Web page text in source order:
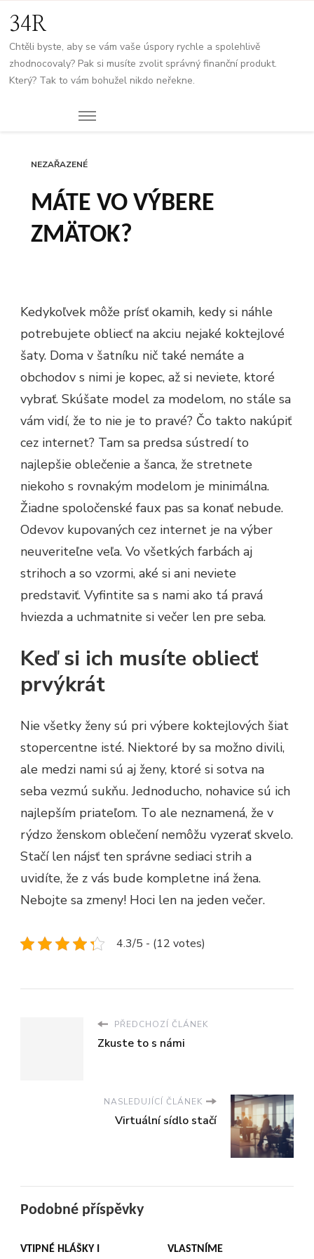
34R
Chtěli byste, aby se vám vaše úspory rychle a spolehlivě
zhodnocovaly? Pak si musíte zvolit správný finanční produkt.
Který? Tak to vám bohužel nikdo neřekne.
NEZAŘAZENÉ
MÁTE VO VÝBERE
ZMÄTOK?
Kedykoľvek môže prísť okamih, kedy si náhle
potrebujete obliecť na akciu nejaké koktejlové
šaty. Doma v šatníku nič také nemáte a
obchodov s nimi je kopec, až si neviete, ktoré
vybrať. Skúšate model za modelom, no stále sa
vám vidí, že to nie je to pravé? Čo takto nakúpiť
cez internet? Tam sa predsa sústredí to
najlepšie oblečenie a šanca, že stretnete
niekoho s rovnakým modelom je minimálna.
Žiadne spoločenské faux pas sa konať nebude.
Odevov kupovaných cez internet je na výber
neuveriteľne veľa. Vo všetkých farbách aj
strihoch a so vzormi, aké si ani neviete
predstaviť. Vyfintite sa s nami ako tá pravá
hviezda a uchmatnite si večer len pre seba.
Keď si ich musíte obliecť
prvýkrát
Nie všetky ženy sú pri výbere koktejlových šiat
stopercentne isté. Niektoré by sa možno divili,
ale medzi nami sú aj ženy, ktoré si sotva na
seba vezmú sukňu. Jednoducho, nohavice sú ich
najlepším priateľom. To ale neznamená, že v
rýdzo ženskom oblečení nemôžu vyzerať skvelo.
Stačí len nájsť ten správne sediaci strih a
uvidíte, že z vás bude kompletne iná žena.
Nebojte sa zmeny! Hoci len na jeden večer.
4.3/5 - (12 votes)
PŘEDCHOZÍ ČLÁNEK
Zkuste to s námi
NASLEDUJÍCÍ ČLÁNEK
Virtuální sídlo stačí
Podobné příspěvky
VTIPNÉ HLÁŠKY I VLASTNÍME